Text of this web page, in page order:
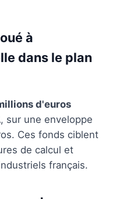
à
dans le plan
d'euros
sur une enveloppe
Ces fonds ciblent
de calcul et
français.